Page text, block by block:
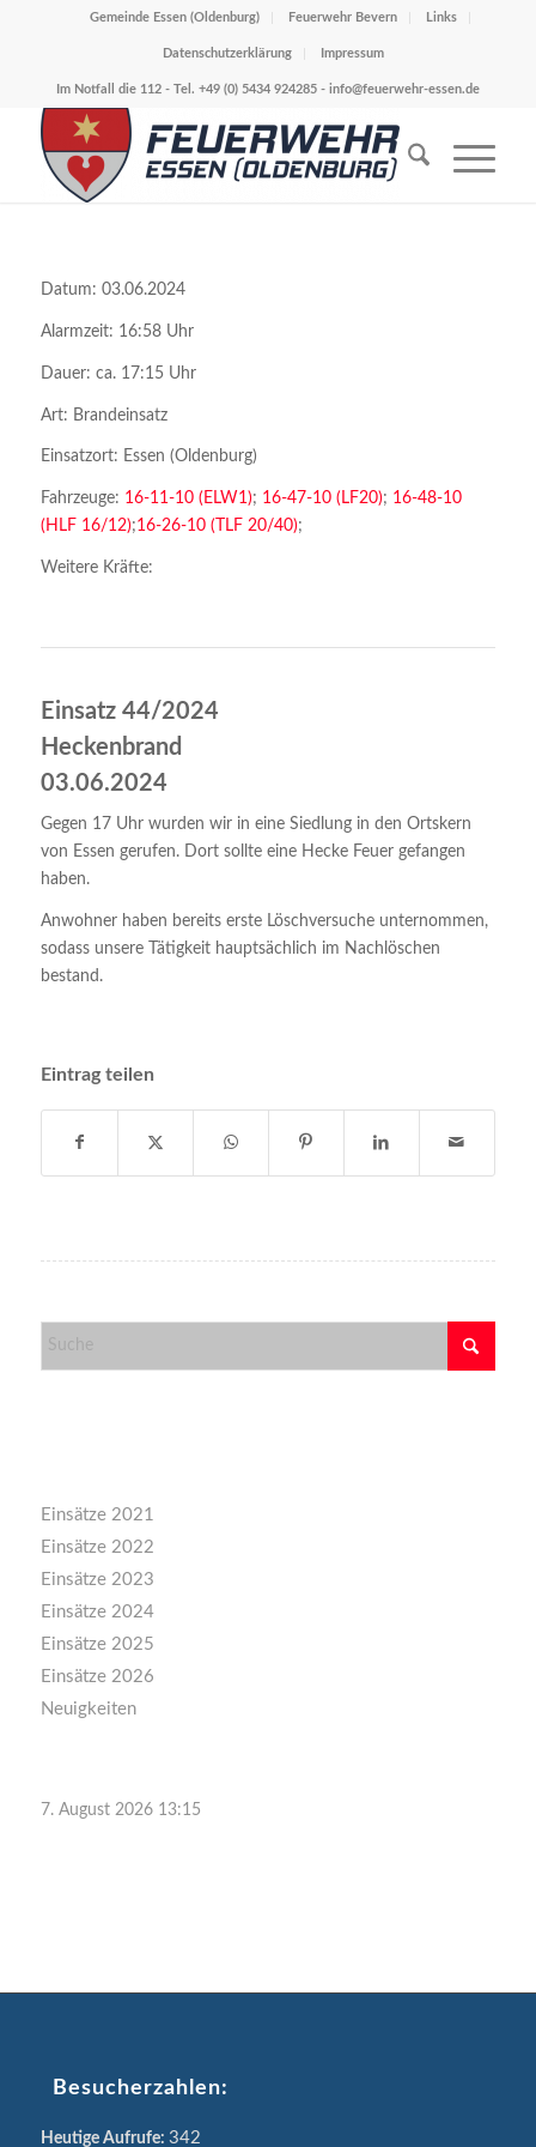
Gemeinde Essen (Oldenburg) Feuerwehr Bevern Links
Datenschutzerklärung Impressum
Im Notfall die 112 - Tel. +49 (0) 5434 924285 - info@feuerwehr-essen.de
Datum: 03.06.2024
Alarmzeit: 16:58 Uhr
Dauer: ca. 17:15 Uhr
Art: Brandeinsatz
Einsatzort: Essen (Oldenburg)
Fahrzeuge: 16-11-10 (ELW1); 16-47-10 (LF20); 16-48-10
(HLF 16/12);16-26-10 (TLF 20/40);
Weitere Kräfte:
Einsatz 44/2024
Heckenbrand
03.06.2024
Gegen 17 Uhr wurden wir in eine Siedlung in den Ortskern
von Essen gerufen. Dort sollte eine Hecke Feuer gefangen
haben.
Anwohner haben bereits erste Löschversuche unternommen,
sodass unsere Tätigkeit hauptsächlich im Nachlöschen
bestand.
Eintrag teilen
Einsätze 2021
Einsätze 2022
Einsätze 2023
Einsätze 2024
Einsätze 2025
Einsätze 2026
Neuigkeiten
7. August 2026 13:15
Besucherzahlen:
Heutige Aufrufe: 342